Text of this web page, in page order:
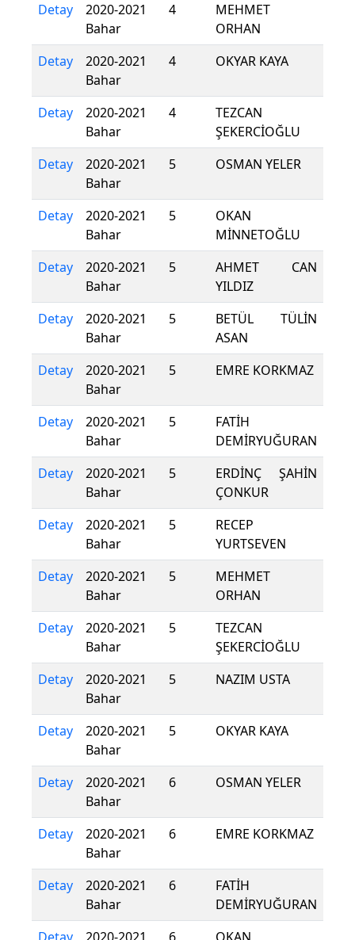
Detay
2020-2021
Bahar
4
MEHMET
ORHAN
Detay
2020-2021
Bahar
4 OKYAR KAYA
Detay
2020-2021
Bahar
4
TEZCAN
ŞEKERCİOĞLU
Detay
2020-2021
Bahar
5 OSMAN YELER
Detay
2020-2021
Bahar
5
OKAN
MİNNETOĞLU
Detay
2020-2021
Bahar
5
AHMET CAN
YILDIZ
Detay
2020-2021
Bahar
5
BETÜL TÜLİN
ASAN
Detay
2020-2021
Bahar
5 EMRE KORKMAZ
Detay
2020-2021
Bahar
5
FATİH
DEMİRYUĞURAN
Detay
2020-2021
Bahar
5
ERDİNÇ ŞAHİN
ÇONKUR
Detay
2020-2021
Bahar
5
RECEP
YURTSEVEN
Detay
2020-2021
Bahar
5
MEHMET
ORHAN
Detay
2020-2021
Bahar
5
TEZCAN
ŞEKERCİOĞLU
Detay
2020-2021
Bahar
5 NAZIM USTA
Detay
2020-2021
Bahar
5 OKYAR KAYA
Detay
2020-2021
Bahar
6 OSMAN YELER
Detay
2020-2021
Bahar
6 EMRE KORKMAZ
Detay
2020-2021
Bahar
6
FATİH
DEMİRYUĞURAN